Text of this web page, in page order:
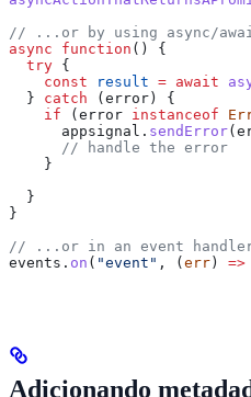
// ...or by using async/
async function () {
  try
{
    const
result = await
  }
catch ( error ) {
    if
( error instanceof
      appsignal
. sendError(
      // handle the error
    }
  }
}
// ...or in an event
events . on ( "event" , ( err ) =>
Adicionando